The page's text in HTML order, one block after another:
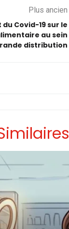
Plus ancien
du Covid-19 sur le
au sein
distribution